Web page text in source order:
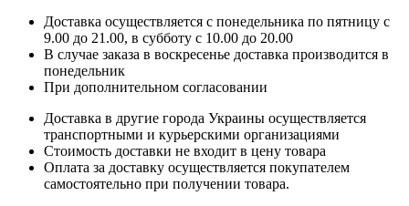
Доставка осуществляется с понедельника по пятницу с
9.00 до 21.00, в субботу с 10.00 до 20.00
В случае заказа в воскресенье доставка производится в
понедельник
При дополнительном согласовании
Доставка в другие города Украины осуществляется
транспортными и курьерскими организациями
Стоимость доставки не входит в цену товара
Оплата за доставку осуществляется покупателем
самостоятельно при получении товара.